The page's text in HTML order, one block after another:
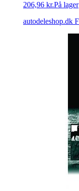
206,96 kr.På lager
autodeleshop.dk